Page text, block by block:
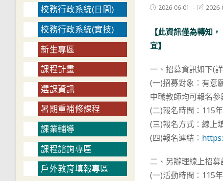
Post2026-06-01
Post2026-
【此資訊僅為轉知
宜】
一、招募資訊如下(
(一)招募對象：有意
中職教師均可報名
(二)報名時間：115
(三)報名方式：線上
(四)報名連結：
二、另辦理線上招募
(一)活動時間：115
校務行政系統(日間)
校務行政系統(實技)
新生專區
課程計畫
選課資訊
暑期重補修課程
課業輔導
課程諮詢專區
戶外教育填報專區